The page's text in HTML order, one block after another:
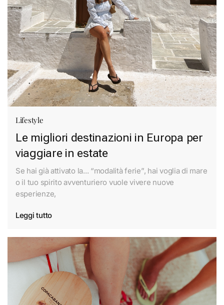
Lifestyle
Le migliori destinazioni in Europa per
viaggiare in estate
Se hai già attivato la... “modalità ferie”, hai voglia di mare
o il tuo spirito avventuriero vuole vivere nuove
esperienze,
Leggi tutto